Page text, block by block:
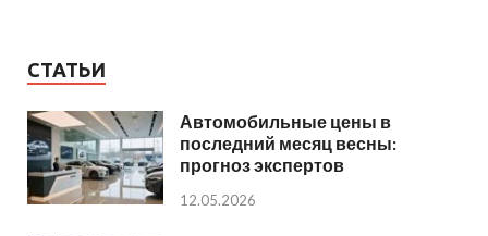
СТАТЬИ
Автомобильные цены в
последний месяц весны:
прогноз экспертов
12.05.2026